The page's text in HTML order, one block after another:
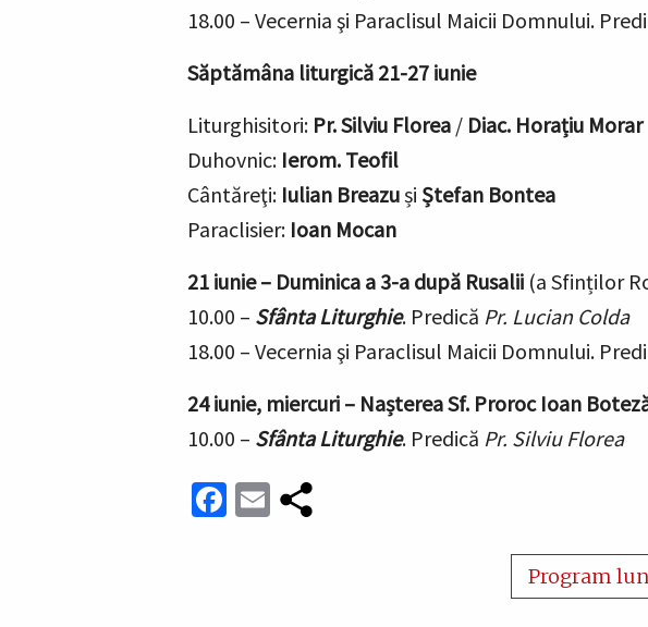
18.00 – Vecernia şi Paraclisul Maicii Domnului.
Săptămâna liturgică 21-27 iunie
Liturghisitori: Pr. Silviu Florea / Diac. Horațiu Morar
Duhovnic: Ierom. Teofil
Cântăreţi: Iulian Breazuși Ștefan Bontea
Paraclisier: Ioan Mocan
21 iunie – Duminica a 3-a după Rusalii (a Sfinților
10.00 – Sfânta Liturghie. Predică Pr. Lucian Colda
18.00 – Vecernia şi Paraclisul Maicii Domnului.
24 iunie, miercuri – Nașterea Sf. Proroc Ioan
10.00 – Sfânta Liturghie. Predică Pr. Silviu Florea
Facebook
Email
Program